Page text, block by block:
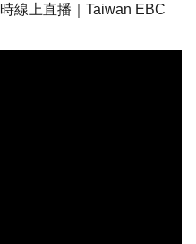
線上直播｜Taiwan EBC